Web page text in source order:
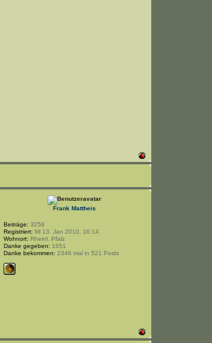
Frank Mattheis
Beiträge: 3258
Registriert: Mi 13. Jan 2010, 16:14
Wohnort: Rheinl. Pfalz
Danke gegeben: 1651
Danke bekommen: 2346 mal in 521 Posts